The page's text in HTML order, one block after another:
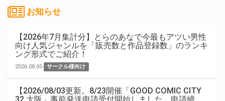
お知らせ
【2026年7月集計分】とらのあなで今最もアツい男性
向け人気ジャンルを「販売数と作品登録数」のランキ
ング形式でご紹介！
2026.08.05 サークル様向け
【2026/08/03更新。8/23開催「GOOD COMIC CITY